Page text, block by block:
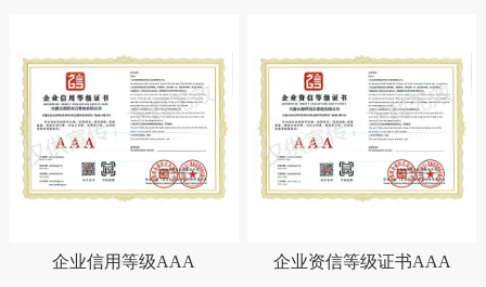
企业信用等级AAA 企业资信等级证书AAA